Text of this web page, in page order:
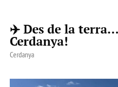
✈️ Des de la
Cerdanya!
Cerdanya